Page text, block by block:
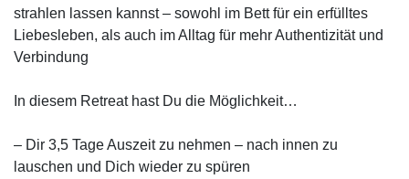
strahlen lassen kannst – sowohl im Bett für ein erfülltes
Liebesleben, als auch im Alltag für mehr Authentizität und
Verbindung
In diesem Retreat hast Du die Möglichkeit…
– Dir 3,5 Tage Auszeit zu nehmen – nach innen zu
lauschen und Dich wieder zu spüren